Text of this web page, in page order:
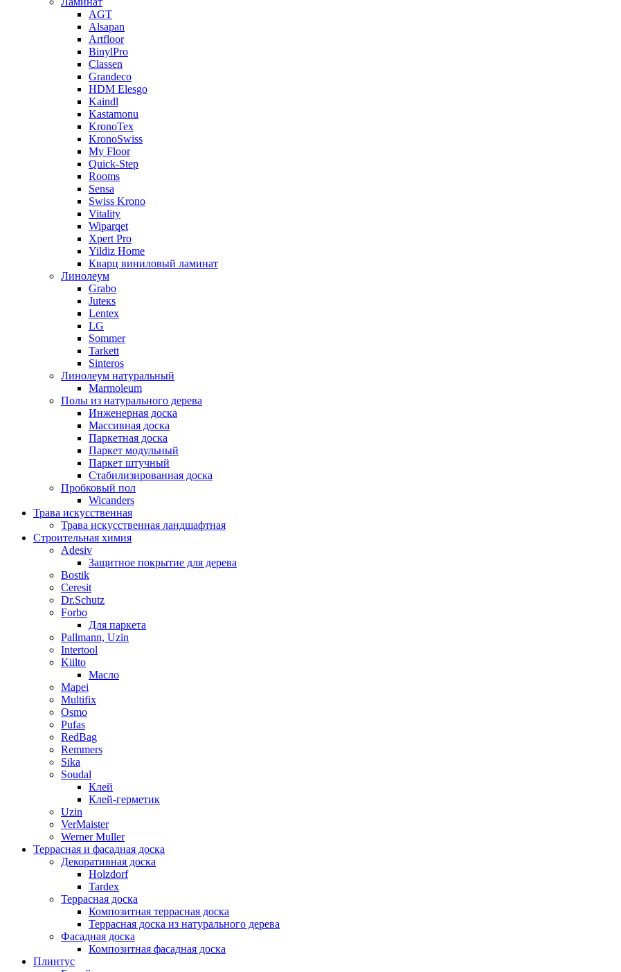
AGT
Alsapan
Artfloor
BinylPro
Classen
Grandeco
HDM Elesgo
Kaindl
Kastamonu
KronoTex
KronoSwiss
My Floor
Quick-Step
Rooms
Sensa
Swiss Krono
Vitality
Wiparqet
Xpert Pro
Yildiz Home
Кварц виниловый ламинат
Линолеум
Grabo
Juteкs
Lentex
LG
Sommer
Tarkett
Sinteros
Линолеум натуральный
Marmoleum
Полы из натурального дерева
Инженерная доска
Массивная доска
Паркетная доска
Паркет модульный
Паркет штучный
Стабилизированная доска
Пробковый пол
Wicanders
Трава искусственная
Трава искусственная ландшафтная
Строительная химия
Adesiv
Защитное покрытие для дерева
Bostik
Ceresit
Dr.Schutz
Forbo
Для паркета
Pallmann, Uzin
Intertool
Kiilto
Масло
Mapei
Multifix
Osmo
Pufas
RedBag
Remmers
Sika
Soudal
Клей
Клей-герметик
Uzin
VerMaister
Werner Muller
Террасная и фасадная доска
Декоративная доска
Holzdorf
Tardex
Террасная доска
Композитная террасная доска
Террасная доска из натурального дерева
Фасадная доска
Композитная фасадная доска
Плинтус